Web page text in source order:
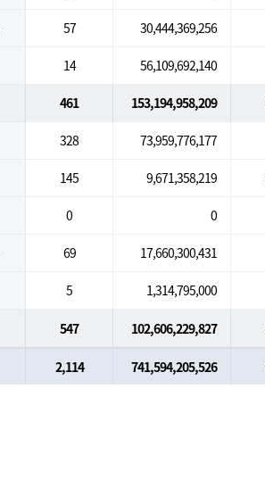
57 30,444,369,256
14 56,109,692,140
461 153,194,958,209
328 73,959,776,177
145 9,671,358,219
0 0
69 17,660,300,431
5 1,314,795,000
547 102,606,229,827
2,114 741,594,205,526